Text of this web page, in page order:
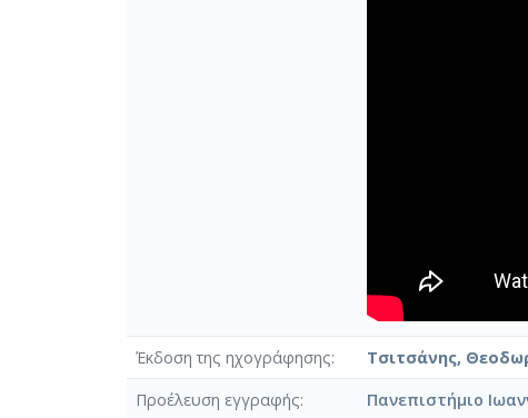
Έκδοση της ηχογράφησης
Τσιτσάνης,
Προέλευση εγγραφής
Πανεπιστήμιο